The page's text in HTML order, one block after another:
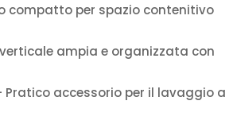
compatto per spazio contenitivo
verticale ampia e organizzata con
Pratico accessorio per il lavaggio a